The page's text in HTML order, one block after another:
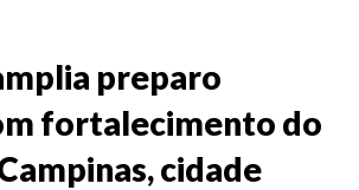
preparo
fortalecimento do
cidade